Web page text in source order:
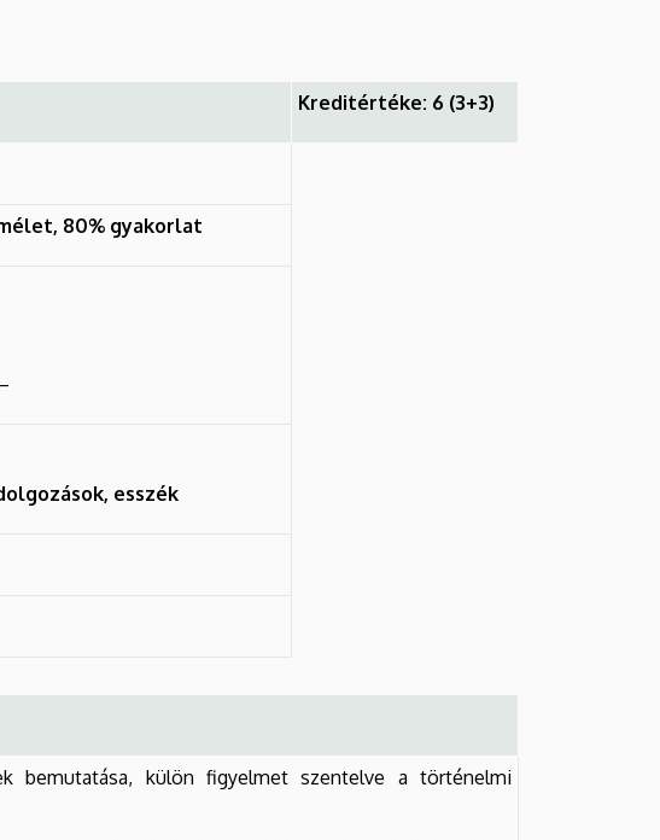
Kreditértéke: 6 (3+3)
80% gyakorlat
esszék
bemutatása, külön figyelmet szentelve a történelmi